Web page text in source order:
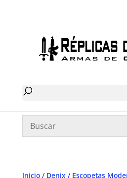
Inicio/ Denix / Escopetas